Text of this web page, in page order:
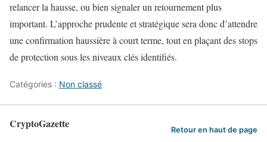
relancer la hausse, ou bien signaler un retournement plus
important. L’approche prudente et stratégique sera donc d’attendre
une confirmation haussière à court terme, tout en plaçant des stops
de protection sous les niveaux clés identifiés.
Catégories : Non classé
CryptoGazette Retour en haut de page